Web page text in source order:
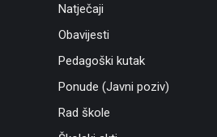
Natječaji
Obavijesti
Pedagoški kutak
Ponude (Javni poziv)
Rad škole